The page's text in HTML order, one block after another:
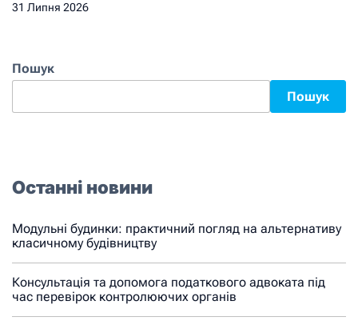
31 Липня 2026
Пошук
Пошук
Останні новини
Модульні будинки: практичний погляд на альтернативу
класичному будівництву
Консультація та допомога податкового адвоката під
час перевірок контролюючих органів